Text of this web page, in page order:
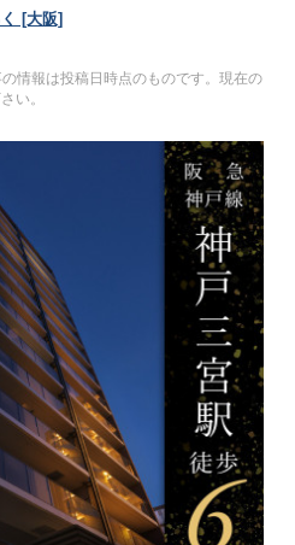
[大阪]
情報は投稿日時点のものです。現在の
い。